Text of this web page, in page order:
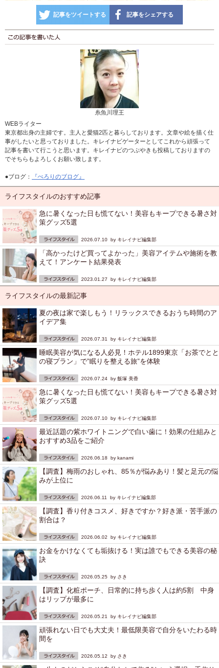
記事をツイートする 記事をシェアする
糸魚川理王
WEBライター
東京都出身の主婦です。主人と愛猫2匹と暮らしております。文章や絵を描く仕
事がしたいと思っておりました。キレイナビゲーターとしてこれから頑張って
記事を書いて行こうと思います。キレイナビのつぶやきも投稿しておりますの
でそちらもよろしくお願い致します。
●ブログ： 『ぺろりのブログ』
ライフスタイルのおすすめ記事
急に暑くなった日も慌てない！美容もキープできる暑さ対
策グッズ5選
2026.07.10 by キレイナビ編集部
「高かったけど買ってよかった」美容アイテムや施術を教
えて！アンケート結果発表
2023.01.27 by キレイナビ編集部
ライフスタイルの最新記事
夏の夜は家で楽しもう！リラックスできるおうち時間のア
イデア集
2026.07.31 by キレイナビ編集部
睡眠美容が気になる人必見！ホテル1899東京「お茶でとと
の寝プラン」で”眠りを整える旅”を体験
2026.07.24 by 飯塚 美香
急に暑くなった日も慌てない！美容もキープできる暑さ対
策グッズ5選
2026.07.10 by キレイナビ編集部
最近話題の紫ホワイトニングで白い歯に！効果の仕組みと
おすすめ3品をご紹介
2026.06.18 by kanami
【調査】梅雨のおしゃれ、85％が悩みあり！髪と足元の悩
みが上位に
2026.06.11 by キレイナビ編集部
【調査】香り付きコスメ、好きですか？好き派・苦手派の
割合は？
2026.06.02 by キレイナビ編集部
お金をかけなくても垢抜ける！実は誰でもできる美容の秘
訣
2026.05.25 by さき
【調査】化粧ポーチ、日常的に持ち歩く人は約5割 中身
はリップが最多に
2026.05.21 by キレイナビ編集部
頑張れない日でも大丈夫！最低限美容で自分をいたわる時
間を
2026.05.12 by さき